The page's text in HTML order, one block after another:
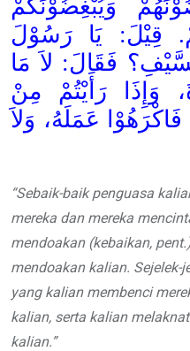
وَيُبْغِضُوْنَكُمْ
قِيْلَ: يَا رَسُوْلَ
فَقَالَ: لاَ مَا
وَإِذَا رَأَيْتُمْ مِنْ
عَمَلَهُ، وَلاَ
“Sebaik-baik penguasa
mereka dan mereka
mendoakan (kebaikan,
mendoakan kalian. Sejelek-
yang kalian membenci
kalian, serta kalian
kalian.”